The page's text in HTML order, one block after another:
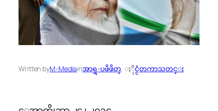
Written byM-Mediainအာရွ-ပဖိဖိတ္, ႏိုင္ငံတကာသတင္း